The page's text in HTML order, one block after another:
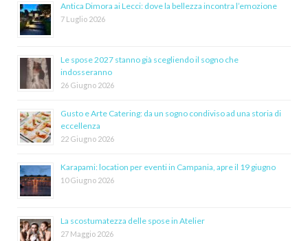
Antica Dimora ai Lecci: dove la bellezza incontra l’emozione
7 Luglio 2026
Le spose 2027 stanno già scegliendo il sogno che
indosseranno
26 Giugno 2026
Gusto e Arte Catering: da un sogno condiviso ad una storia di
eccellenza
22 Giugno 2026
Karapami: location per eventi in Campania, apre il 19 giugno
10 Giugno 2026
La scostumatezza delle spose in Atelier
27 Maggio 2026